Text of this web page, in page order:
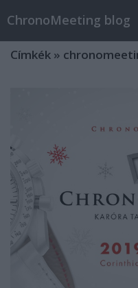
ChronoMeeting blog
Címkék »